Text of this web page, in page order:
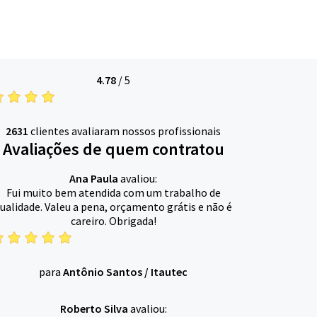
4.78 /5
2631 clientes avaliaram nossos profissionais
Avaliações de quem contratou
Ana Paula avaliou:
Fui muito bem atendida com um trabalho de
Valeu a pena, orçamento grátis e não é
careiro. Obrigada!
para Antônio Santos / Itautec
Roberto Silva avaliou: